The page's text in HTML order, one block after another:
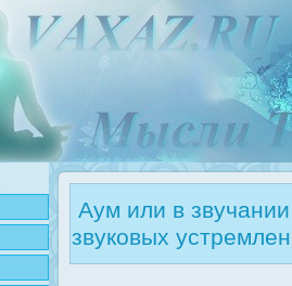
Аум или в
звуковых